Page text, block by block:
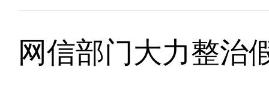
网信部门大力整治